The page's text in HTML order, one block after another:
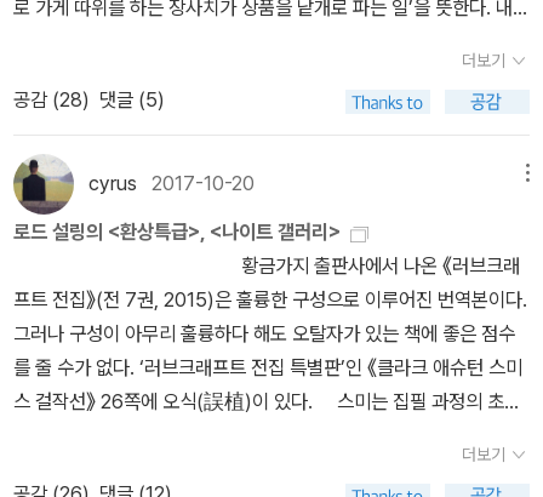
(Artemis) 신에게 제물로 바치면 순풍이 생길 수 있다. 아르테미스의
도움을 받은 이피게네이아는 죽음을 면하고, 타우로이족이 사는 타우
리케라는 곳에 살게 된다. 그녀는 신에게 제물을 바치는 일을 하는 사
다. 타우리케에 있는 그들은 이방인이다. 에우리피데스(Euripides)
의 『타우리케의 이피게네이아』는 이피게네이아가 타우리케에서 우연
히 만난 동생 오레스테스(Orestes) 일행과 함께 극적으로 탈출하는
과정을 그려낸 공연극이다. 제물 바치는 신전에 이피게네이아와 하녀
들이 함께 살고 있다. 하녀들은 포로로 잡혀 온 그리스인들이다. 하녀
들은 합창하는 코로스(Chorus)다. 극 초반부에 이피게네이아는 자
신의 신세를 한탄한다. 여기에 맞춰 코로스는 이피게네이아의 불운과
비관적 상황을 강조하는, 상당히 어두운 분위기의 노래를 부르기 시
야만적인 노래를부를 것인즉 이것은 죽은 자를 위한무사 여신들의 만
로 가게 따위를 하는 장사치가 상품을 낱개로 파는 일’을 뜻한다. 내
부합된다. ‘빅토리안 호러 컬렉션’은 분량이 짧은 영국(아일랜드, 웨
일스 등 과거 영국의 지배를 받은 나라들도 포함된다)의 고딕 호러 소
설을 한 편씩 소개하는 시리즈다. * [e-Book] 아서 맥
킨 《오비의 빛》 (올푸리, 2019) 《오비의 빛》의 원제는 ‘The Inmo
st Light’이다. 직역하면 ‘가장 깊은 곳의 빛’이다. 역자는 제목의 의
미가 모호하다고 생각했는지 ‘오비의 빛’으로 의역했다. 오비는 일본
여성들이 기모노를 입을 때 두르는 띠를 말하는 것이 아니다. 소설 제
목에서 말하는 오비(奧秘)는 국어사전에 등재된 단어다. ‘가장 깊은
비밀’이라는 뜻이다. ※ 아서 매켄의 작품을 수록한 책들
* 정진영 옮김, 《러브크래프트 전집 6: 외전 (하)》 (황금가
지, 2015)『검은 인장의 소설』 수록 (원제 ‘Novel of the Black Se
al’) * 이한음 옮김, 《불타는 피라미드》 (바다출판사, 201
1)『불타는 피라미드(The Shining Pyramid)』, 『검은 인장 이야기-
더보기
공감 (28) 댓글 (5)
cyrus 2017-10-20
로드 설링의 <환상특급>, <나이트 갤러리>
프트 전집》(전 7권, 2015)은 훌륭한 구성으로 이루어진 번역본이다.
그러나 구성이 아무리 훌륭하다 해도 오탈자가 있는 책에 좋은 점수
를 줄 수가 없다. ‘러브크래프트 전집 특별판’인 《클라크 애슈턴 스미
스 걸작선》 26쪽에 오식(誤植)이 있다. 스미는 집필 과정의 초안
더보기